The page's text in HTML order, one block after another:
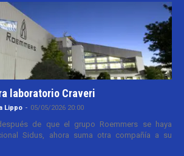
laboratorio Craveri
Lippo - 05/05/2026 20:00
de que el grupo Roemmers se haya
Sidus, ahora suma otra compañía a su